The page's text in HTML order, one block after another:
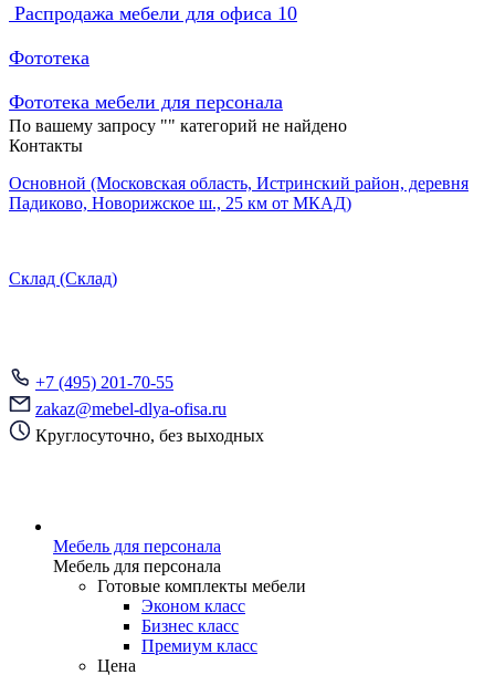
Распродажа мебели для офиса 10
Фототека
Фототека мебели для персонала
По вашему запросу "" категорий не найдено
Контакты
Основной (Московская область, Истринский район, деревня
Падиково, Новорижское ш., 25 км от МКАД)
Склад (Склад)
+7 (495) 201-70-55
zakaz@mebel-dlya-ofisa.ru
Круглосуточно, без выходных
Мебель для персонала
Мебель для персонала
Готовые комплекты мебели
Эконом класс
Бизнес класс
Премиум класс
Цена